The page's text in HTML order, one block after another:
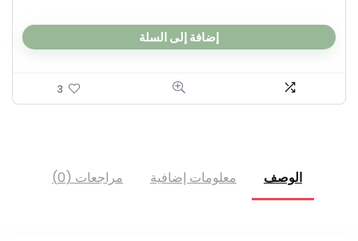
إضافة إلى السلة
3
الوصف معلومات إضافية مراجعات (0)